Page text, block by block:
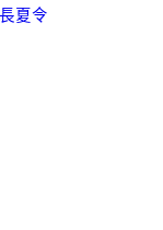
夏令